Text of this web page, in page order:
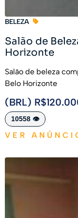
BELEZA
Salão de
Horizonte
Salão de beleza
Belo Horizonte
(BRL)
10558 👁️
VER